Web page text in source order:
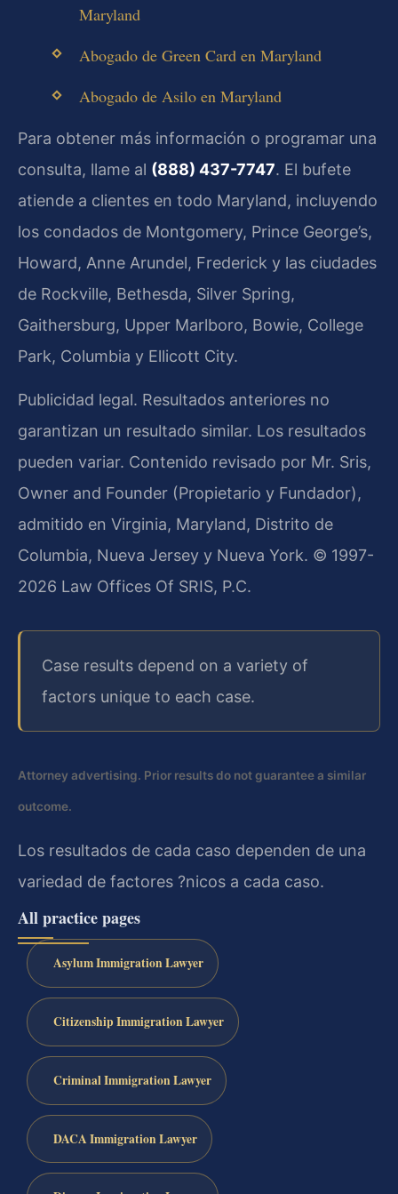
Maryland
Abogado de Green Card en Maryland
Abogado de Asilo en Maryland
Para obtener más información o programar una
consulta, llame al (888) 437-7747. El bufete
atiende a clientes en todo Maryland, incluyendo
los condados de Montgomery, Prince George’s,
Howard, Anne Arundel, Frederick y las ciudades
de Rockville, Bethesda, Silver Spring,
Gaithersburg, Upper Marlboro, Bowie, College
Park, Columbia y Ellicott City.
Publicidad legal. Resultados anteriores no
garantizan un resultado similar. Los resultados
pueden variar. Contenido revisado por Mr. Sris,
Owner and Founder (Propietario y Fundador),
admitido en Virginia, Maryland, Distrito de
Columbia, Nueva Jersey y Nueva York. © 1997-
2026 Law Offices Of SRIS, P.C.
Case results depend on a variety of
factors unique to each case.
Attorney advertising. Prior results do not guarantee a similar
outcome.
Los resultados de cada caso dependen de una
variedad de factores ?nicos a cada caso.
All practice pages
Asylum Immigration Lawyer
Citizenship Immigration Lawyer
Criminal Immigration Lawyer
DACA Immigration Lawyer